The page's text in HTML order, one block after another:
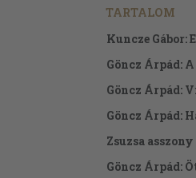
TARTALOM
Kuncze Gábor:
Göncz Árpád:
Göncz Árpád:
Göncz Árpád:
Zsuzsa asszony
Göncz Árpád: